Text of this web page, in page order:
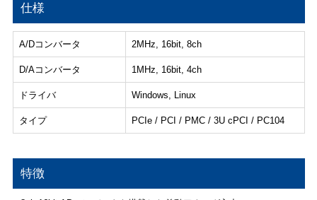
仕様
A/Dコンバータ 2MHz, 16bit, 8ch
D/Aコンバータ 1MHz, 16bit, 4ch
ドライバ Windows, Linux
タイプ PCIe / PCI / PMC / 3U cPCI / PC104
特徴